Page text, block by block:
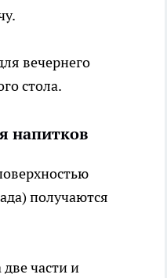
вечернего
стола.
напитков
получаются
части и